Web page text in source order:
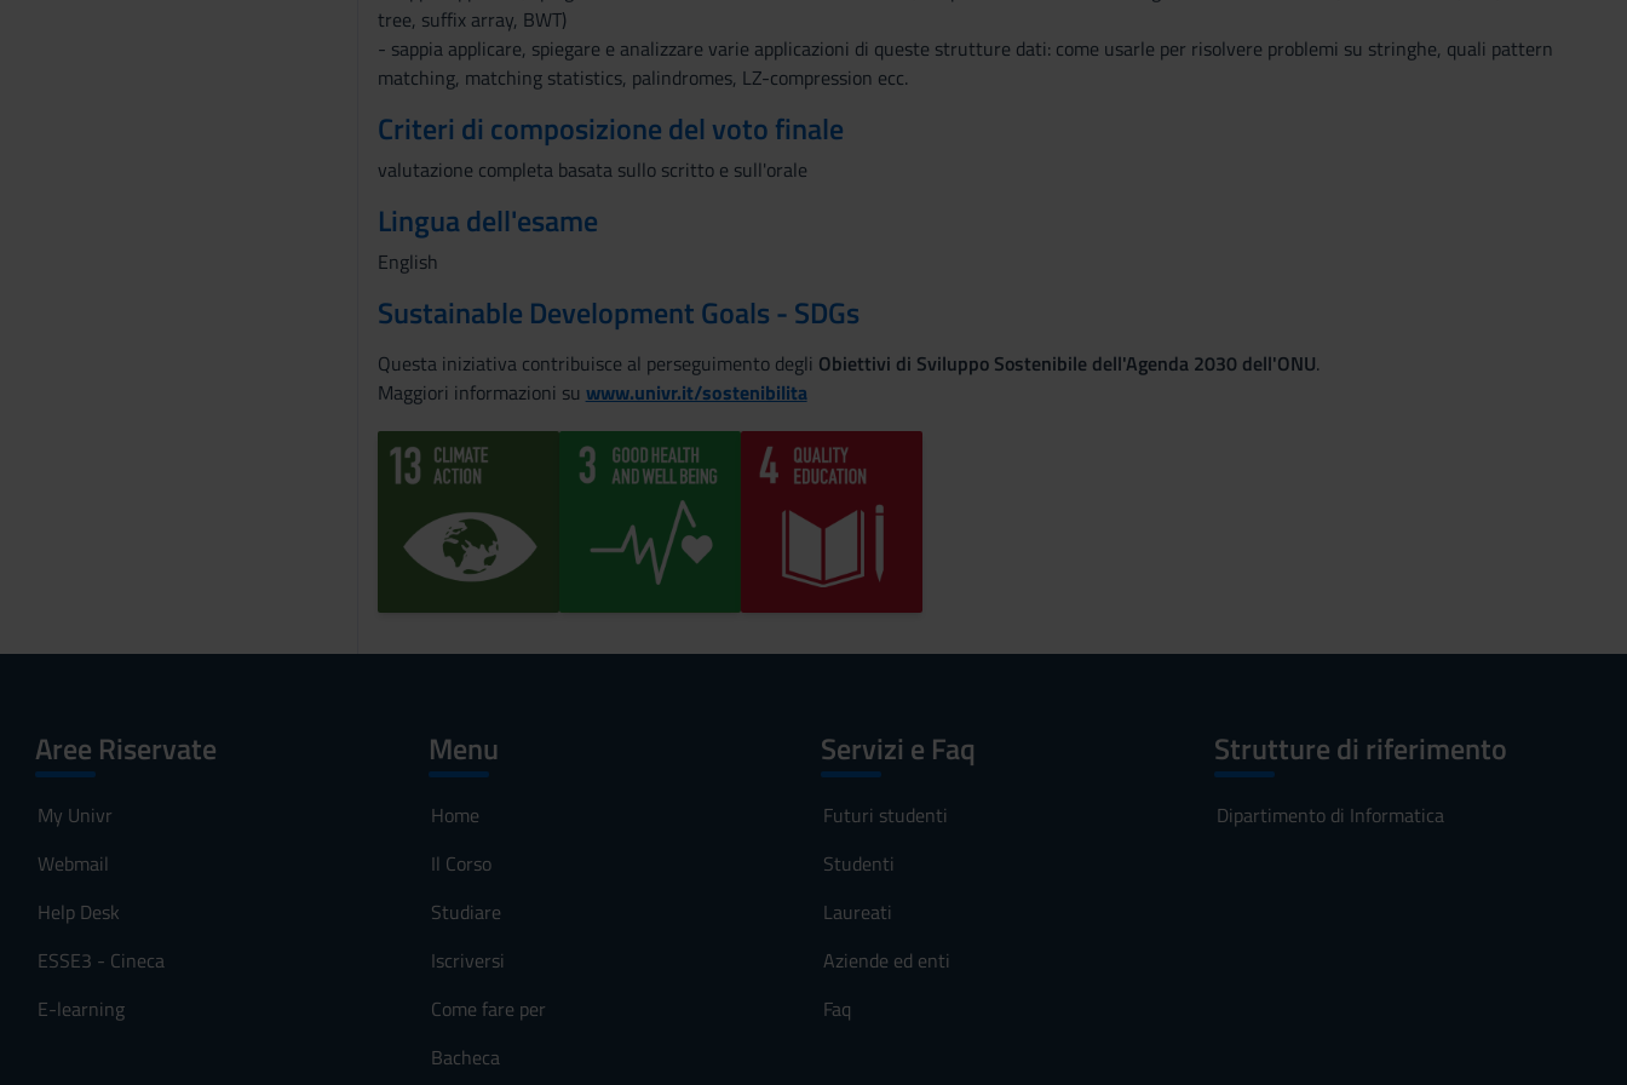
tree, suffix array, BWT)
- sappia applicare, spiegare e analizzare varie applicazioni di queste strutture dati: come usarle per risolvere problemi su stringhe, quali pattern
matching, matching statistics, palindromes, LZ-compression ecc.
Criteri di composizione del voto finale
valutazione completa basata sullo scritto e sull'orale
Lingua dell'esame
English
Sustainable Development Goals - SDGs
Questa iniziativa contribuisce al perseguimento degli Obiettivi di Sviluppo Sostenibile dell'Agenda 2030 dell'ONU.
Maggiori informazioni su www.univr.it/sostenibilita
Aree Riservate
My Univr
Webmail
Help Desk
ESSE3 - Cineca
E-learning
Menu
Home
Il Corso
Studiare
Iscriversi
Come fare per
Bacheca
Servizi e Faq
Futuri studenti
Studenti
Laureati
Aziende ed enti
Faq
Strutture di riferimento
Dipartimento di Informatica